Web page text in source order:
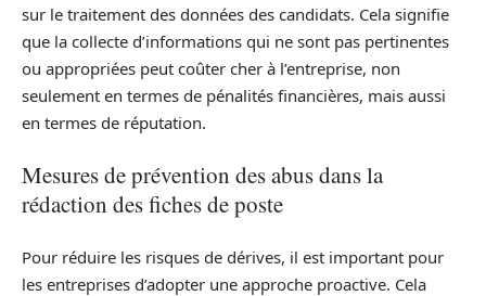
sur le traitement des données des candidats. Cela signifie
que la collecte d’informations qui ne sont pas pertinentes
ou appropriées peut coûter cher à l’entreprise, non
seulement en termes de pénalités financières, mais aussi
en termes de réputation.
Mesures de prévention des abus dans la
rédaction des fiches de poste
Pour réduire les risques de dérives, il est important pour
les entreprises d’adopter une approche proactive. Cela